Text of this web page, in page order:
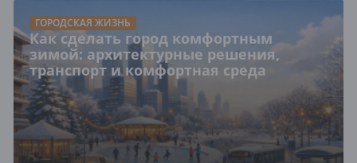
ГОРОДСКАЯ ЖИЗНЬ
Как сделать город комфортным
зимой: архитектурные решения,
транспорт и комфортная среда